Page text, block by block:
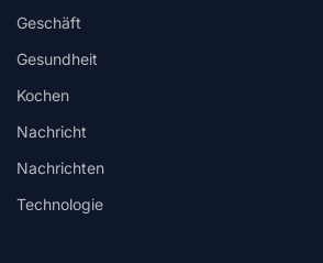
Geschäft
Gesundheit
Kochen
Nachricht
Nachrichten
Technologie